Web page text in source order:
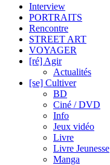
Interview
PORTRAITS
Rencontre
STREET ART
VOYAGER
[ré] Agir
Actualités
[se] Cultiver
BD
Ciné / DVD
Info
Jeux vidéo
Livre
Livre Jeunesse
Manga